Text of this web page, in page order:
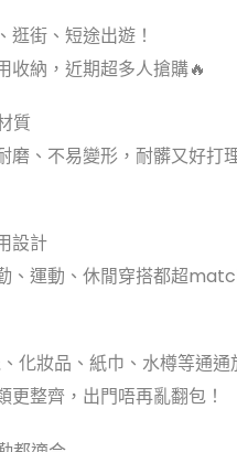
逛街、短途出遊！
收納，近期超多人搶購🔥
質
磨、不易變形，耐髒又好打
設計
、運動、休閒穿搭都超
化妝品、紙巾、水樽等通通
更整齊，出門唔再亂翻包！